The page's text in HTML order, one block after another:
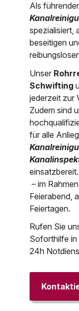
Als
spezialisiert,
beseitigen
Unser
Schwifting
jederzeit zur
Zudem sind
für alle
einsatzbereit.
– im
Feierabend,
Feiertagen.
Rufen Sie
Soforthilfe in
24h